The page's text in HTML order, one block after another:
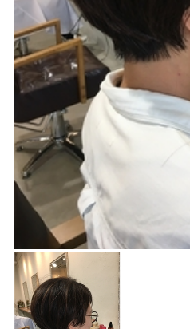
Style スタイル
Movie 映像
商品
Voice お客様の声
Product プロダクト
Q＆A よくある質問
Contact お問い合わせ